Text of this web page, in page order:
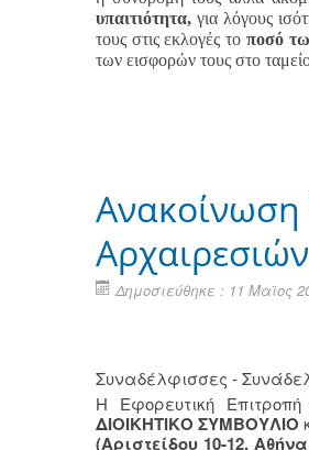
υπαιτιότητα, για λόγους
τους στις εκλογές το ποσό
των εισφορών τους στο
Δημοσιεύθηκε : 11 Μαϊος
Συναδέλφισσες -
Η Εφορευτική
ΔΙΟΙΚΗΤΙΚΟ ΣΥΜΒΟΥΛΙΟ
(Αριστείδου 10-12,